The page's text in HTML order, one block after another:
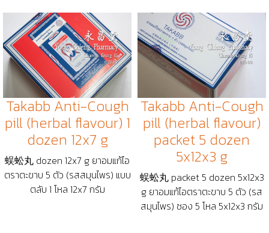
Takabb Anti-Cough
pill (herbal flavour) 1
dozen 12x7 g
蜈蚣丸 dozen 12x7 g ยาอมแก้ไอ
ตราตะขาบ 5 ตัว (รสสมุนไพร) แบบ
ตลับ 1 โหล 12x7 กรัม
Takabb Anti-Cough
pill (herbal flavour)
packet 5 dozen
5x12x3 g
蜈蚣丸 packet 5 dozen 5x12x3
g ยาอมแก้ไอตราตะขาบ 5 ตัว (รส
สมุนไพร) ซอง 5 โหล 5x12x3 กรัม